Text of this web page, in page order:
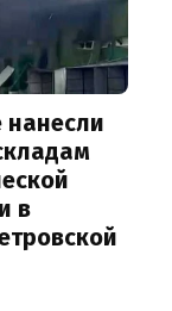
нанесли
в